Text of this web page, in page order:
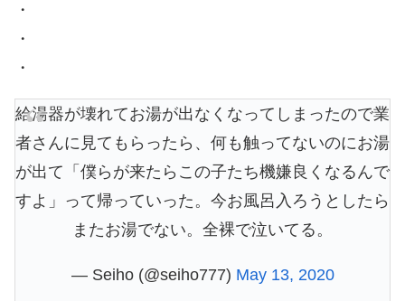
・
・
・
給湯器が壊れてお湯が出なくなってしまったので業
者さんに見てもらったら、何も触ってないのにお湯
が出て「僕らが来たらこの子たち機嫌良くなるんで
すよ」って帰っていった。今お風呂入ろうとしたら
またお湯でない。全裸で泣いてる。
— Seiho (@seiho777) May 13, 2020